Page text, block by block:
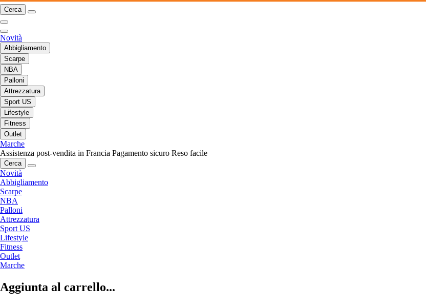
Cerca
Novità
Abbigliamento
Scarpe
NBA
Palloni
Attrezzatura
Sport US
Lifestyle
Fitness
Outlet
Marche
Assistenza post-vendita in Francia Pagamento sicuro Reso facile
Cerca
Novità
Abbigliamento
Scarpe
NBA
Palloni
Attrezzatura
Sport US
Lifestyle
Fitness
Outlet
Marche
Aggiunta al carrello...